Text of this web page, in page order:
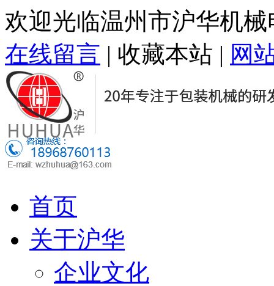
欢迎光临温州市沪华机
在线留言 | 收藏本站 | 网
首页
关于沪华
企业文化